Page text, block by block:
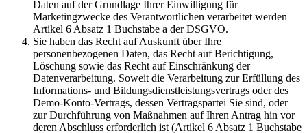
Daten auf der Grundlage Ihrer Einwilligung für
Marketingzwecke des Verantwortlichen verarbeitet werden –
Artikel 6 Absatz 1 Buchstabe a der DSGVO.
Sie haben das Recht auf Auskunft über Ihre
personenbezogenen Daten, das Recht auf Berichtigung,
Löschung sowie das Recht auf Einschränkung der
Datenverarbeitung. Soweit die Verarbeitung zur Erfüllung des
Informations- und Bildungsdienstleistungsvertrags oder des
Demo-Konto-Vertrags, dessen Vertragspartei Sie sind, oder
zur Durchführung von Maßnahmen auf Ihren Antrag hin vor
deren Abschluss erforderlich ist (Artikel 6 Absatz 1 Buchstabe